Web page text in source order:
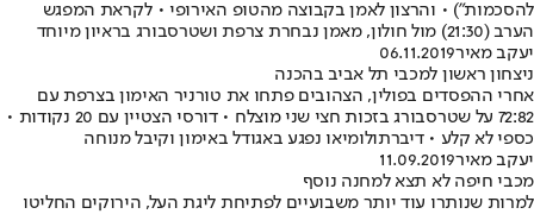
להסכמות") • והרצון לאמן בקבוצה מהטופ האירופי • לקראת המפגש
הערב (21:30) מול חולון, מאמן נבחרת צרפת ושטרסבורג בראיון מיוחד
יעקב מאיר06.11.2019
ניצחון ראשון למכבי תל אביב בהכנה
אחרי ההפסדים בפולין, הצהובים פתחו את טורניר האימון בצרפת עם
72:82 על שטרסבורג בזכות חצי שני מוצלח • דורסי הצטיין עם 20 נקודות •
כספי לא קלע • דיברתולומיאו נפגע באגודל באימון וקיבל מנוחה
יעקב מאיר11.09.2019
מכבי חיפה לא תצא למחנה נוסף
למרות שנותרו עוד יותר משבועיים לפתיחת ליגת העל, הירוקים החליטו